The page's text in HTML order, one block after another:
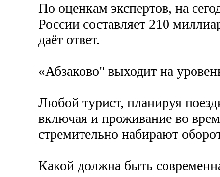
По оценкам экспертов, на
России составляет 210
даёт ответ.
«Абзаково" выходит на
Любой турист, планируя
включая и проживание во
стремительно набирают
Какой должна быть